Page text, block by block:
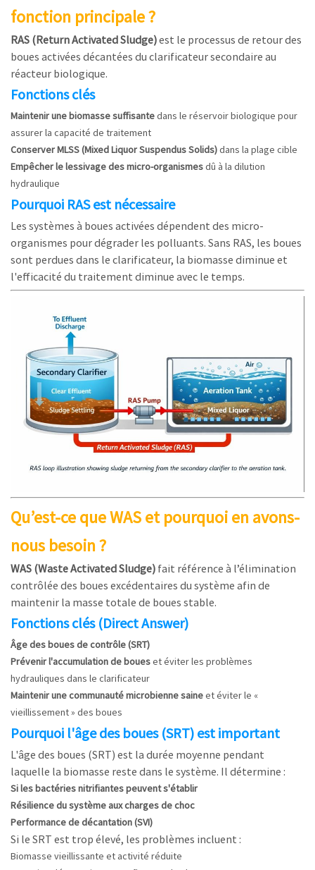
fonction principale ?
RAS (Return Activated Sludge)est le processus de retour des
boues activées décantées du clarificateur secondaire au
réacteur biologique.
Fonctions clés
Maintenir une biomasse suffisantedans le réservoir biologique pour
assurer la capacité de traitement
Conserver MLSS (Mixed Liquor Suspendus Solids)dans la plage cible
Empêcher le lessivage des micro-organismesdû à la dilution
hydraulique
Pourquoi RAS est nécessaire
Les systèmes à boues activées dépendent des micro-
organismes pour dégrader les polluants. Sans RAS, les boues
sont perdues dans le clarificateur, la biomasse diminue et
l'efficacité du traitement diminue avec le temps.
Qu’est-ce que WAS et pourquoi en avons-
nous besoin ?
WAS (Waste Activated Sludge) fait référence à l’élimination
contrôlée des boues excédentaires du système afin de
maintenir la masse totale de boues stable.
Fonctions clés (Direct Answer)
Âge des boues de contrôle (SRT)
Prévenir l'accumulation de boueset éviter les problèmes
hydrauliques dans le clarificateur
Maintenir une communauté microbienne saineet éviter le «
vieillissement » des boues
Pourquoi l'âge des boues (SRT) est important
L'âge des boues (SRT) est la durée moyenne pendant
laquelle la biomasse reste dans le système. Il détermine :
Si les bactéries nitrifiantes peuvent s'établir
Résilience du système aux charges de choc
Performance de décantation (SVI)
Si le SRT est trop élevé, les problèmes incluent :
Biomasse vieillissante et activité réduite